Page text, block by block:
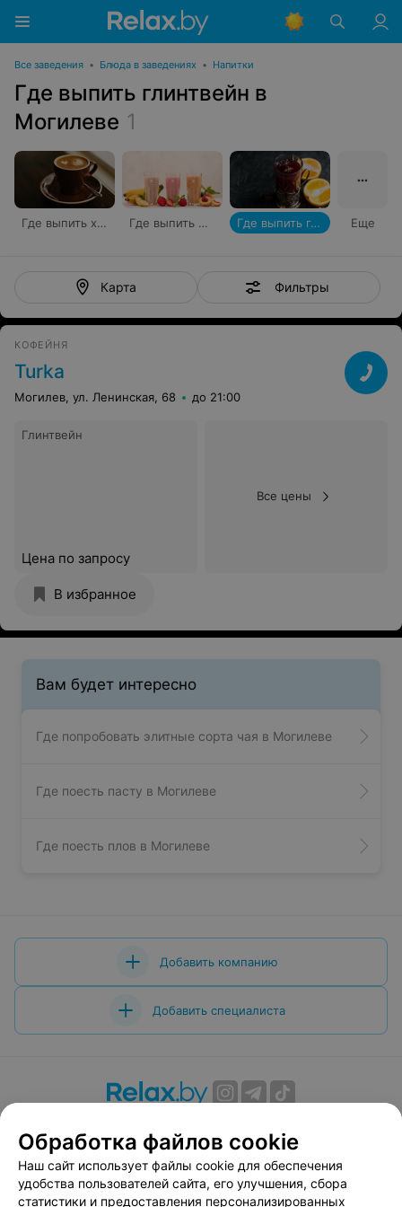
Все заведения • Блюда в заведениях • Напитки
Где выпить глинтвейн в
Могилеве 1
Где выпить хороший кофе Где выпить фреши Где выпить глинтвейн Еще
Карта Фильтры
КОФЕЙНЯ
Turka
Могилев, ул. Ленинская, 68 до 21:00
Глинтвейн
Цена по запросу
Все цены
В избранное
Вам будет интересно
Где попробовать элитные сорта чая в Могилеве
Где поесть пасту в Могилеве
Где поесть плов в Могилеве
Добавить компанию
Добавить специалиста
Вакансии
Публичный договор
Способы оплаты
Публичный договор по использованию сервиса
«Афиша»
Обработка файлов cookie
Наш сайт использует файлы cookie для обеспечения
удобства пользователей сайта, его улучшения, сбора
статистики и предоставления персонализированных